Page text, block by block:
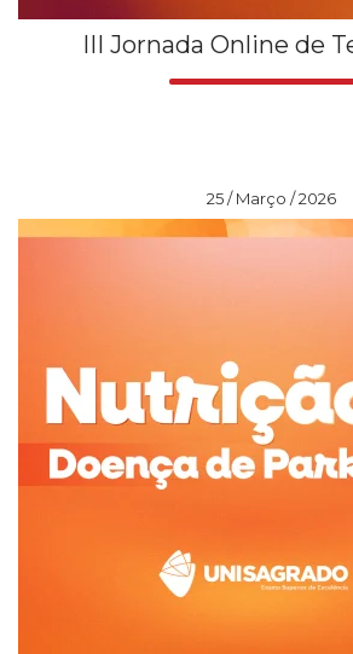
III Jornada Online de
25 / Março / 2026